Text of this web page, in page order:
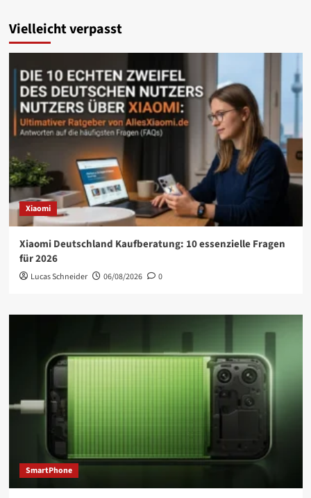
Vielleicht verpasst
Xiaomi
Xiaomi Deutschland Kaufberatung: 10 essenzielle Fragen
für 2026
Lucas Schneider 06/08/2026 0
SmartPhone